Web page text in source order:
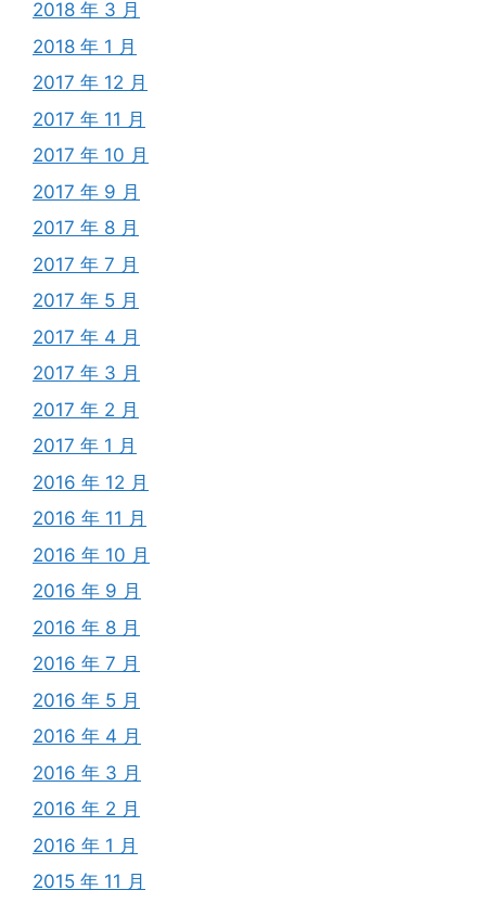
2018 年 3 月
2018 年 1 月
2017 年 12 月
2017 年 11 月
2017 年 10 月
2017 年 9 月
2017 年 8 月
2017 年 7 月
2017 年 5 月
2017 年 4 月
2017 年 3 月
2017 年 2 月
2017 年 1 月
2016 年 12 月
2016 年 11 月
2016 年 10 月
2016 年 9 月
2016 年 8 月
2016 年 7 月
2016 年 5 月
2016 年 4 月
2016 年 3 月
2016 年 2 月
2016 年 1 月
2015 年 11 月